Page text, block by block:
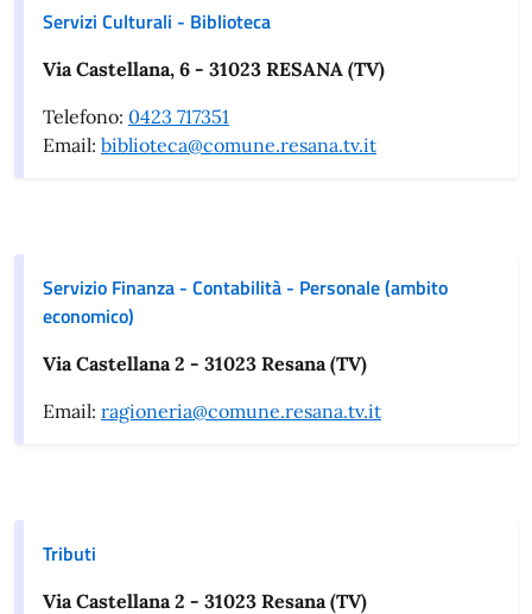
Servizi Culturali - Biblioteca
Via Castellana, 6 - 31023 RESANA (TV)
Telefono: 0423 717351
Email: biblioteca@comune.resana.tv.it
Servizio Finanza - Contabilità - Personale (ambito
economico)
Via Castellana 2 - 31023 Resana (TV)
Email: ragioneria@comune.resana.tv.it
Tributi
Via Castellana 2 - 31023 Resana (TV)